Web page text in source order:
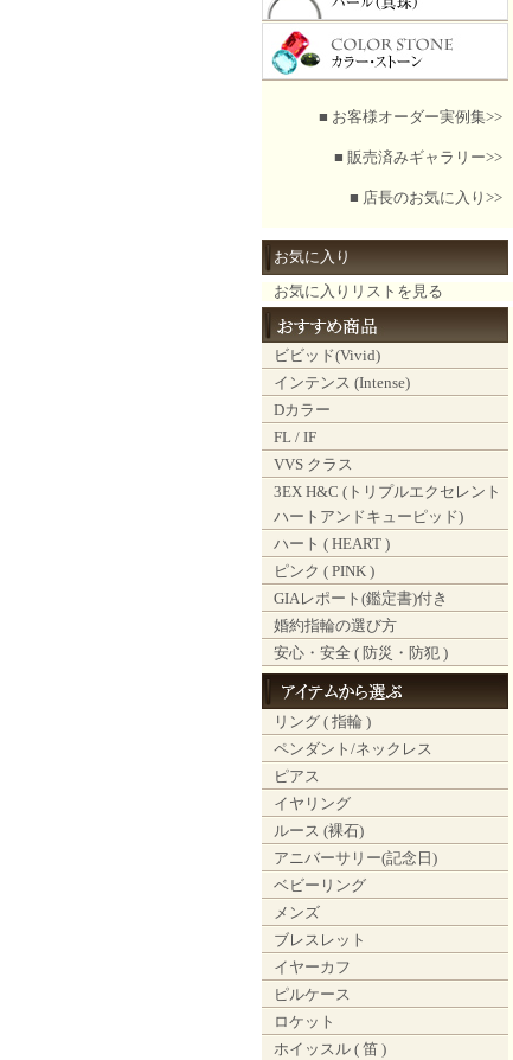
■ お客様オーダー実例集>>
■ 販売済みギャラリー>>
■ 店長のお気に入り>>
お気に入り
お気に入りリストを見る
ビビッド(Vivid)
インテンス (Intense)
Dカラー
FL / IF
VVS クラス
3EX H&C (トリプルエクセレント
ハートアンドキューピッド)
ハート ( HEART )
ピンク ( PINK )
GIAレポート(鑑定書)付き
婚約指輪の選び方
安心・安全 ( 防災・防犯 )
リング ( 指輪 )
ペンダント/ネックレス
ピアス
イヤリング
ルース (裸石)
アニバーサリー(記念日)
ベビーリング
メンズ
ブレスレット
イヤーカフ
ピルケース
ロケット
ホイッスル ( 笛 )